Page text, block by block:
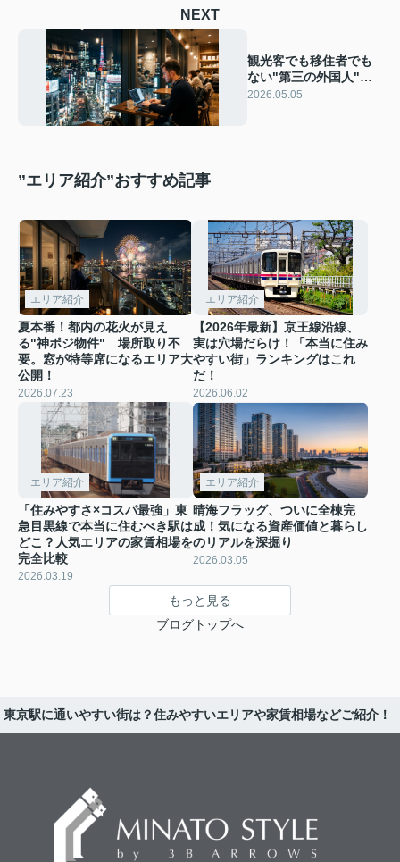
NEXT
観光客でも移住者でも
ない"第三の外国人"急
増中——デジタルノマ
2026.05.05
”エリア紹介”おすすめ記事
エリア紹介
夏本番！都内の花火が見え
る"神ポジ物件" 場所取り不
要。窓が特等席になるエリア大
公開！
2026.07.23
エリア紹介
【2026年最新】京王線沿線、
実は穴場だらけ！「本当に住み
やすい街」ランキングはこれ
だ！
2026.06.02
エリア紹介
「住みやすさ×コスパ最強」東
急目黒線で本当に住むべき駅は
どこ？人気エリアの家賃相場を
完全比較
2026.03.19
エリア紹介
晴海フラッグ、ついに全棟完
成！気になる資産価値と暮らし
のリアルを深掘り
2026.03.05
もっと見る
ブログトップへ
東京駅に通いやすい街は？住みやすいエリアや家賃相場などご紹介！